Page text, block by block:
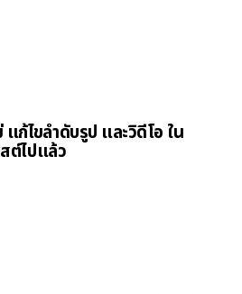
ก้ไขลำดับรูป และวิดีโอ ใน
ต์ไปแล้ว